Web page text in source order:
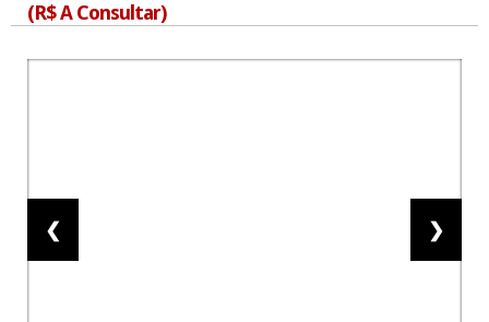
(R$ A Consultar)
❮ ❯